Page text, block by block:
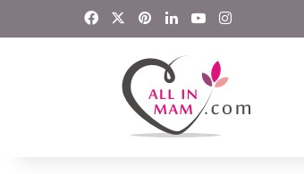
FacebookPinterestLinkedIn
YouTubeInstagram